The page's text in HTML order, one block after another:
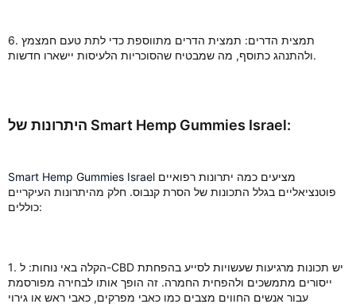
6. תמצית הדרים: תמצית הדרים מתווספת כדי לתת טעם חמצמץ
ולהתנהג כתוסף, מה שמבטיח שהסוכריות הלעיסות יישארו חדשות.
היתרונות של Smart Hemp Gummies Israel:
Smart Hemp Gummies Israel
פוטנציאליים בגלל התכונות של הסרת קנבוס. חלק מהיתרונות העיקריים
כוללים:
1. הקלה באי נוחות: ל-CBD יש תכונות מרגיעות שעשויות לסייע בהפחתת
ייסורים מתמשכים ולהפחית החמרה. זה הופך אותו לבחירה מפורסמת
עבור אנשים החווים מצבים כמו כאבי מפרקים, כאבי ראש או גירוי